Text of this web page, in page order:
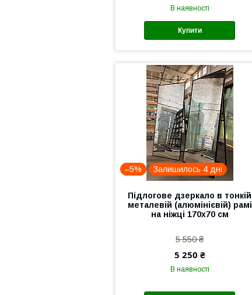
В наявності
Купити
–5% Залишилось 4 дні
Підлогове дзеркало в тонкій
металевій (алюмінієвій) рамі
на ніжці 170x70 см
5 550 ₴
5 250 ₴
В наявності